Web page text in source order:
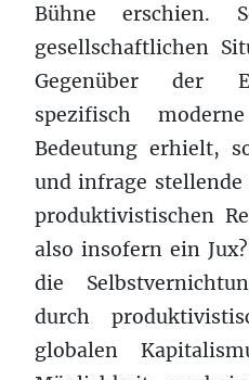
Bühne
gesellschaftlichen
Gegenüber der
spezifisch
Bedeutung erhielt,
und infrage
produktivistischen
also insofern ein
die
durch
globalen